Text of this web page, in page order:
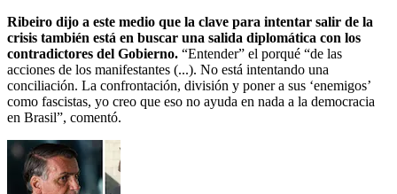
Ribeiro dijo a este medio que la clave para intentar salir de la
crisis también está en buscar una salida diplomática con los
contradictores del Gobierno. “Entender” el porqué “de las
acciones de los manifestantes (...). No está intentando una
conciliación. La confrontación, división y poner a sus ‘enemigos’
como fascistas, yo creo que eso no ayuda en nada a la democracia
en Brasil”, comentó.